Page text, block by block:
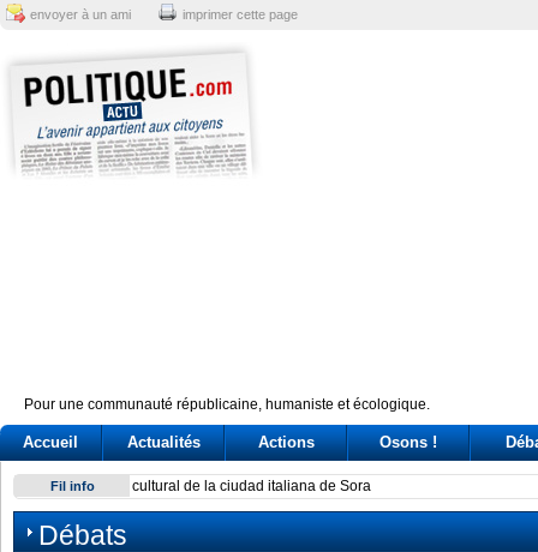
envoyer à un ami imprimer cette page
Pour une communauté républicaine, humaniste et écologique.
Accueil Actualités Actions Osons !
Fil info Fidan afirma que mayor temor de Israel es aislamiento
Débats